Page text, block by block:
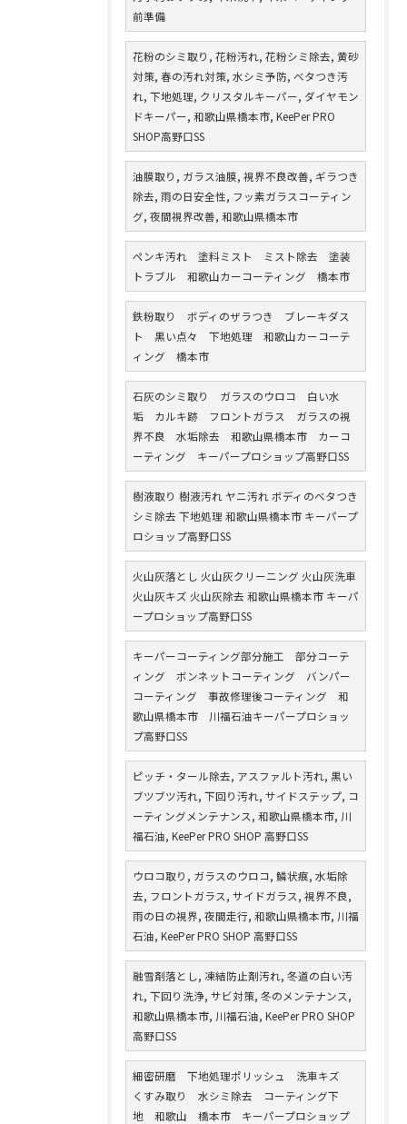
前準備
花粉のシミ取り, 花粉汚れ, 花粉シミ除去, 黄砂
対策, 春の汚れ対策, 水シミ予防, ベタつき汚
れ, 下地処理, クリスタルキーパー, ダイヤモン
ドキーパー, 和歌山県橋本市, KeePer PRO
SHOP高野口SS
油膜取り, ガラス油膜, 視界不良改善, ギラつき
除去, 雨の日安全性, フッ素ガラスコーティン
グ, 夜間視界改善, 和歌山県橋本市
ペンキ汚れ 塗料ミスト ミスト除去 塗装
トラブル 和歌山カーコーティング 橋本市
鉄粉取り ボディのザラつき ブレーキダス
ト 黒い点々 下地処理 和歌山カーコーテ
ィング 橋本市
石灰のシミ取り ガラスのウロコ 白い水
垢 カルキ跡 フロントガラス ガラスの視
界不良 水垢除去 和歌山県橋本市 カーコ
ーティング キーパープロショップ高野口SS
樹液取り 樹液汚れ ヤニ汚れ ボディのベタつき
シミ除去 下地処理 和歌山県橋本市 キーパープ
ロショップ高野口SS
火山灰落とし 火山灰クリーニング 火山灰洗車
火山灰キズ 火山灰除去 和歌山県橋本市 キーパ
ープロショップ高野口SS
キーパーコーティング部分施工 部分コーテ
ィング ボンネットコーティング バンパー
コーティング 事故修理後コーティング 和
歌山県橋本市 川福石油キーパープロショッ
プ高野口SS
ピッチ・タール除去, アスファルト汚れ, 黒い
ブツブツ汚れ, 下回り汚れ, サイドステップ, コ
ーティングメンテナンス, 和歌山県橋本市, 川
福石油, KeePer PRO SHOP 高野口SS
ウロコ取り, ガラスのウロコ, 鱗状痕, 水垢除
去, フロントガラス, サイドガラス, 視界不良,
雨の日の視界, 夜間走行, 和歌山県橋本市, 川福
石油, KeePer PRO SHOP 高野口SS
融雪剤落とし, 凍結防止剤汚れ, 冬道の白い汚
れ, 下回り洗浄, サビ対策, 冬のメンテナンス,
和歌山県橋本市, 川福石油, KeePer PRO SHOP
高野口SS
細密研磨 下地処理ポリッシュ 洗車キズ
くすみ取り 水シミ除去 コーティング下
地 和歌山 橋本市 キーパープロショップ